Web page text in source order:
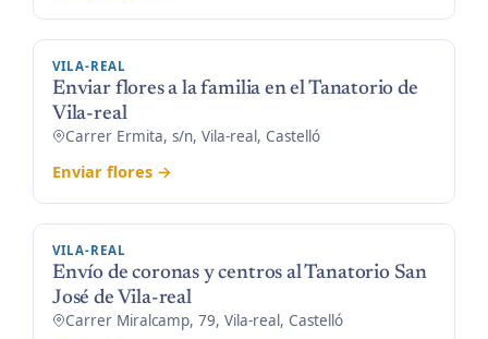
VILA-REAL
Enviar flores a la familia en el Tanatorio de
Vila-real
Carrer Ermita, s/n, Vila-real, Castelló
Enviar flores →
VILA-REAL
Envío de coronas y centros al Tanatorio San
José de Vila-real
Carrer Miralcamp, 79, Vila-real, Castelló